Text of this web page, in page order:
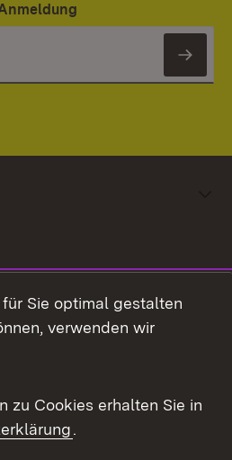
Sie optimal gestalten
verwenden wir
zu Cookies erhalten Sie in
.